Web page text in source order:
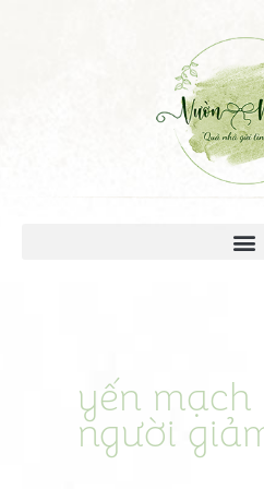
yến mạch
người